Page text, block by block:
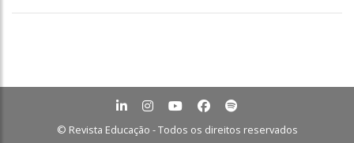
© Revista Educação - Todos os direitos reservados